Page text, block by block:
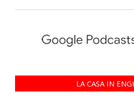
LA CASA IN